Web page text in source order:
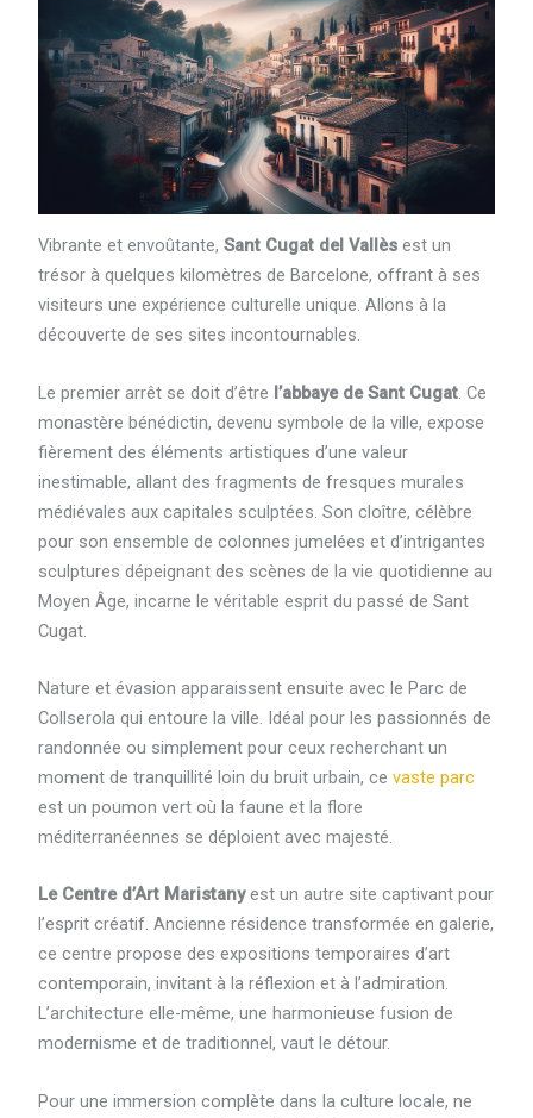
Vibrante et envoûtante, Sant Cugat del Vallèsest un
trésor à quelques kilomètres de Barcelone, offrant à ses
visiteurs une expérience culturelle unique. Allons à la
découverte de ses sites incontournables.
Le premier arrêt se doit d’être l’abbaye de Sant Cugat. Ce
monastère bénédictin, devenu symbole de la ville, expose
fièrement des éléments artistiques d’une valeur
inestimable, allant des fragments de fresques murales
médiévales aux capitales sculptées. Son cloître, célèbre
pour son ensemble de colonnes jumelées et d’intrigantes
sculptures dépeignant des scènes de la vie quotidienne au
Moyen Âge, incarne le véritable esprit du passé de Sant
Cugat.
Nature et évasion apparaissent ensuite avec le Parc de
Collserola qui entoure la ville. Idéal pour les passionnés de
randonnée ou simplement pour ceux recherchant un
moment de tranquillité loin du bruit urbain, ce vaste parc
est un poumon vert où la faune et la flore
méditerranéennes se déploient avec majesté.
Le Centre d’Art Maristanyest un autre site captivant pour
l’esprit créatif. Ancienne résidence transformée en galerie,
ce centre propose des expositions temporaires d’art
contemporain, invitant à la réflexion et à l’admiration.
L’architecture elle-même, une harmonieuse fusion de
modernisme et de traditionnel, vaut le détour.
Pour une immersion complète dans la culture locale, ne